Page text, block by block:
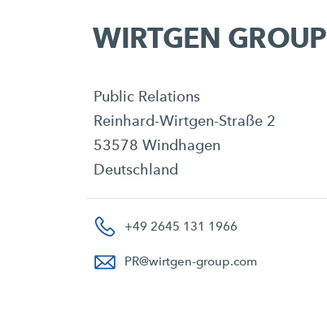
WIRTGEN GROUP
Public Relations
Reinhard-Wirtgen-Straße 2
53578 Windhagen
Deutschland
+49 2645 131 1966
PR@wirtgen-group.com